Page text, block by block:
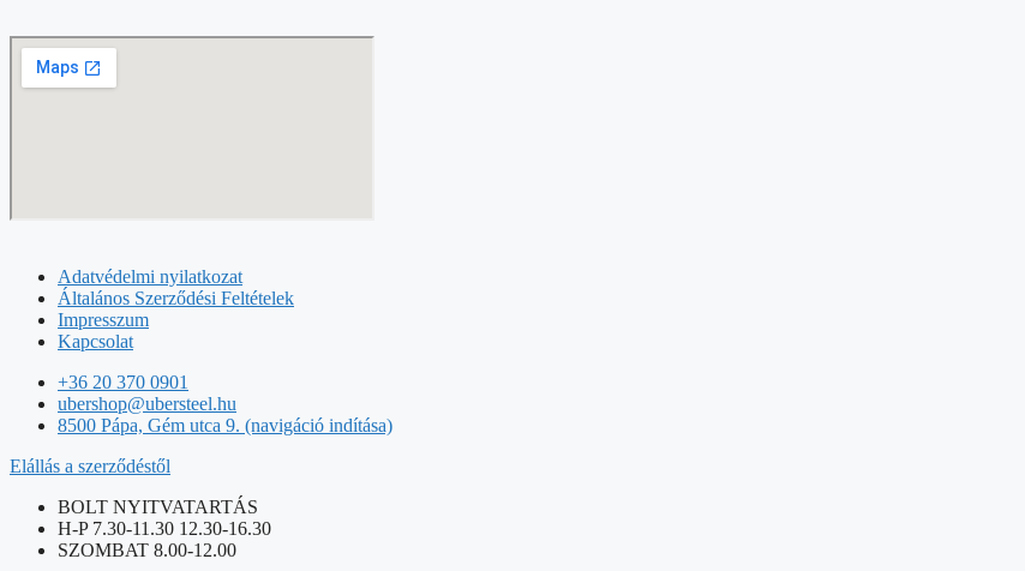
Adatvédelmi nyilatkozat
Általános Szerződési Feltételek
Impresszum
Kapcsolat
+36 20 370 0901
ubershop@ubersteel.hu
8500 Pápa, Gém utca 9. (navigáció indítása)
Elállás a szerződéstől
BOLT NYITVATARTÁS
H-P 7.30-11.30 12.30-16.30
SZOMBAT 8.00-12.00